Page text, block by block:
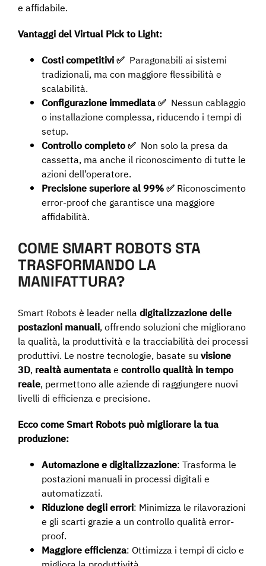
e affidabile.
Vantaggi del Virtual Pick to Light:
Costi competitivi ✅ Paragonabili ai sistemi
tradizionali, ma con maggiore flessibilità e
scalabilità.
Configurazione immediata ✅ Nessun cablaggio
o installazione complessa, riducendo i tempi di
setup.
Controllo completo ✅ Non solo la presa da
cassetta, ma anche il riconoscimento di tutte le
azioni dell’operatore.
Precisione superiore al 99% ✅Riconoscimento
error-proof che garantisce una maggiore
affidabilità.
COME SMART ROBOTS STA
TRASFORMANDO LA
MANIFATTURA?
Smart Robots è leader nelladigitalizzazione delle
postazioni manuali, offrendo soluzioni che migliorano
la qualità, la produttività e la tracciabilità dei processi
produttivi. Le nostre tecnologie, basate suvisione
3D,realtà aumentataecontrollo qualità in tempo
reale, permettono alle aziende di raggiungere nuovi
livelli di efficienza e precisione.
Ecco come Smart Robots può migliorare la tua
produzione:
Automazione e digitalizzazione: Trasforma le
postazioni manuali in processi digitali e
automatizzati.
Riduzione degli errori: Minimizza le rilavorazioni
e gli scarti grazie a un controllo qualità error-
proof.
Maggiore efficienza: Ottimizza i tempi di ciclo e